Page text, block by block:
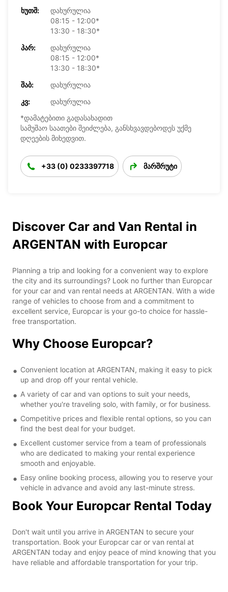
ᲮᲣᲗᲨ:
დახურულია
08:15 - 12:00*
13:30 - 18:30*
ᲞᲐᲠ:
დახურულია
08:15 - 12:00*
13:30 - 18:30*
ᲨᲐᲑ:
დახურულია
ᲙᲕ:
დახურულია
*დამატებითი გადასახადით
სამუშაო საათები შეიძლება, განსხვავდებოდეს უქმე
დღეების მიხედვით.
+33 (0) 0233397718 მარშრუტი
Discover Car and Van Rental in
ARGENTAN with Europcar
Planning a trip and looking for a convenient way to explore
the city and its surroundings? Look no further than Europcar
for your car and van rental needs at ARGENTAN. With a wide
range of vehicles to choose from and a commitment to
excellent service, Europcar is your go-to choice for hassle-
free transportation.
Why Choose Europcar?
Convenient location at ARGENTAN, making it easy to pick
up and drop off your rental vehicle.
A variety of car and van options to suit your needs,
whether you're traveling solo, with family, or for business.
Competitive prices and flexible rental options, so you can
find the best deal for your budget.
Excellent customer service from a team of professionals
who are dedicated to making your rental experience
smooth and enjoyable.
Easy online booking process, allowing you to reserve your
vehicle in advance and avoid any last-minute stress.
Book Your Europcar Rental Today
Don't wait until you arrive in ARGENTAN to secure your
transportation. Book your Europcar car or van rental at
ARGENTAN today and enjoy peace of mind knowing that you
have reliable and affordable transportation for your trip.